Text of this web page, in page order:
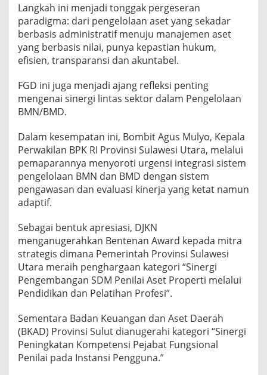
Langkah ini menjadi tonggak pergeseran
paradigma: dari pengelolaan aset yang sekadar
berbasis administratif menuju manajemen aset
yang berbasis nilai, punya kepastian hukum,
efisien, transparansi dan akuntabel.
FGD ini juga menjadi ajang refleksi penting
mengenai sinergi lintas sektor dalam Pengelolaan
BMN/BMD.
Dalam kesempatan ini, Bombit Agus Mulyo, Kepala
Perwakilan BPK RI Provinsi Sulawesi Utara, melalui
pemaparannya menyoroti urgensi integrasi sistem
pengelolaan BMN dan BMD dengan sistem
pengawasan dan evaluasi kinerja yang ketat namun
adaptif.
Sebagai bentuk apresiasi, DJKN
menganugerahkan Bentenan Award kepada mitra
strategis dimana Pemerintah Provinsi Sulawesi
Utara meraih penghargaan kategori “Sinergi
Pengembangan SDM Penilai Aset Properti melalui
Pendidikan dan Pelatihan Profesi”.
Sementara Badan Keuangan dan Aset Daerah
(BKAD) Provinsi Sulut dianugerahi kategori “Sinergi
Peningkatan Kompetensi Pejabat Fungsional
Penilai pada Instansi Pengguna.”